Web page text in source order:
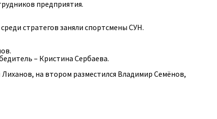
предприятия.
стратегов заняли спортсмены СУН.
– Кристина Сербаева.
на втором разместился Владимир Семёнов,